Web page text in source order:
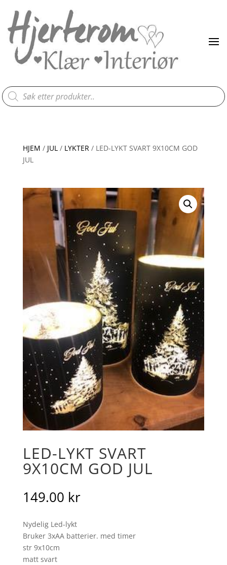
Products
search
HJEM / JUL/ LYKTER/ LED-LYKT SVART 9X10CM GOD
JUL
LED-LYKT SVART
9X10CM GOD JUL
149.00 kr
Nydelig Led-lykt
Bruker 3xAA batterier. med timer
str 9x10cm
matt svart